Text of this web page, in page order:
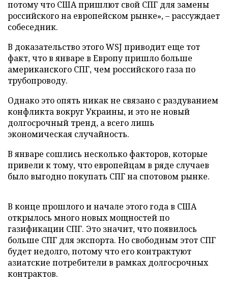
потому что США пришлют свой СПГ для замены
российского на европейском рынке», – рассуждает
собеседник.
В доказательство этого WSJ приводит еще тот
факт, что в январе в Европу пришло больше
американского СПГ, чем российского газа по
трубопроводу.
Однако это опять никак не связано с раздуванием
конфликта вокруг Украины, и это не новый
долгосрочный тренд, а всего лишь
экономическая случайность.
В январе сошлись несколько факторов, которые
привели к тому, что европейцам в ряде случаев
было выгодно покупать СПГ на спотовом рынке.
В конце прошлого и начале этого года в США
открылось много новых мощностей по
газификации СПГ. Это значит, что появилось
больше СПГ для экспорта. Но свободным этот СПГ
будет недолго, потому что его контрактуют
азиатские потребители в рамках долгосрочных
контрактов.